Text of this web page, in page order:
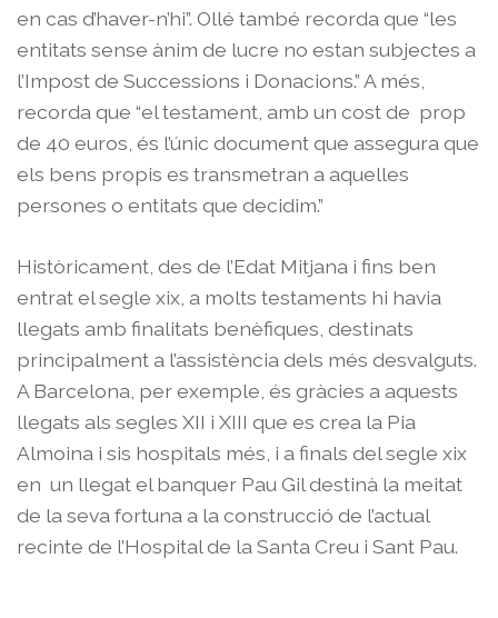
en cas d’haver-n’hi”. Ollé també recorda que “les
entitats sense ànim de lucre no estan subjectes a
l’Impost de Successions i Donacions.” A més,
recorda que “el testament, amb un cost de prop
de 40 euros, és l’únic document que assegura que
els bens propis es transmetran a aquelles
persones o entitats que decidim.”
Històricament, des de l’Edat Mitjana i fins ben
entrat el segle xix, a molts testaments hi havia
llegats amb finalitats benèfiques, destinats
principalment a l’assistència dels més desvalguts.
A Barcelona, per exemple, és gràcies a aquests
llegats als segles XII i XIII que es crea la Pia
Almoina i sis hospitals més, i a finals del segle xix
en un llegat el banquer Pau Gil destinà la meitat
de la seva fortuna a la construcció de l’actual
recinte de l’Hospital de la Santa Creu i Sant Pau.